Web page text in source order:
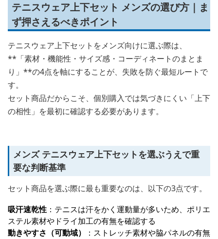
テニスウェア上下セット メンズの選び方｜ま
ず押さえるべきポイント
テニスウェア上下セットをメンズ向けに選ぶ際は、
**「素材・機能性・サイズ感・コーディネートのまとま
り」**の4点を軸にすることが、失敗を防ぐ最短ルートで
す。
セット商品だからこそ、個別購入では気づきにくい「上下
の相性」を最初に確認する必要があります。
メンズ テニスウェア上下セットを選ぶうえで重
要な判断基準
セット商品を選ぶ際に最も重要なのは、以下の3点です。
吸汗速乾性 ：テニスは汗をかく運動量が多いため、ポリエ
ステル素材やドライ加工の有無を確認する
動きやすさ（可動域）
：ストレッチ素材や脇パネルの有無